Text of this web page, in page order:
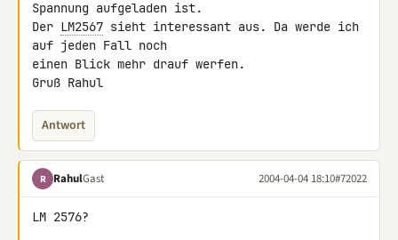
Spannung aufgeladen ist.
Der LM2567 sieht interessant aus. Da werde ich
auf jeden Fall noch
einen Blick mehr drauf werfen.
Gruß Rahul
Antwort
R RahulGast 2004-04-04 18:10#72022
LM 2576?